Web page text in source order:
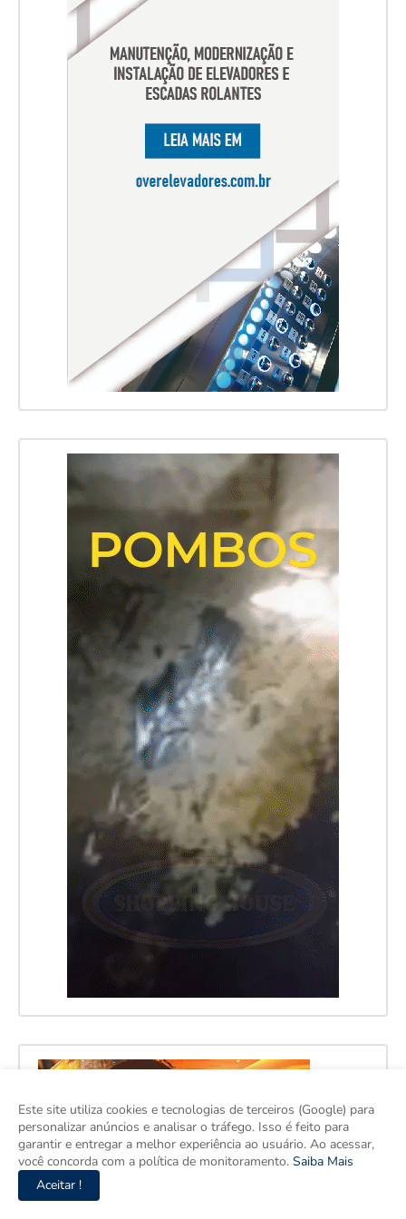
Este site utiliza cookies e tecnologias de terceiros (Google) para
personalizar anúncios e analisar o tráfego. Isso é feito para
garantir e entregar a melhor experiência ao usuário. Ao acessar,
você concorda com a política de monitoramento. Saiba Mais
Aceitar !